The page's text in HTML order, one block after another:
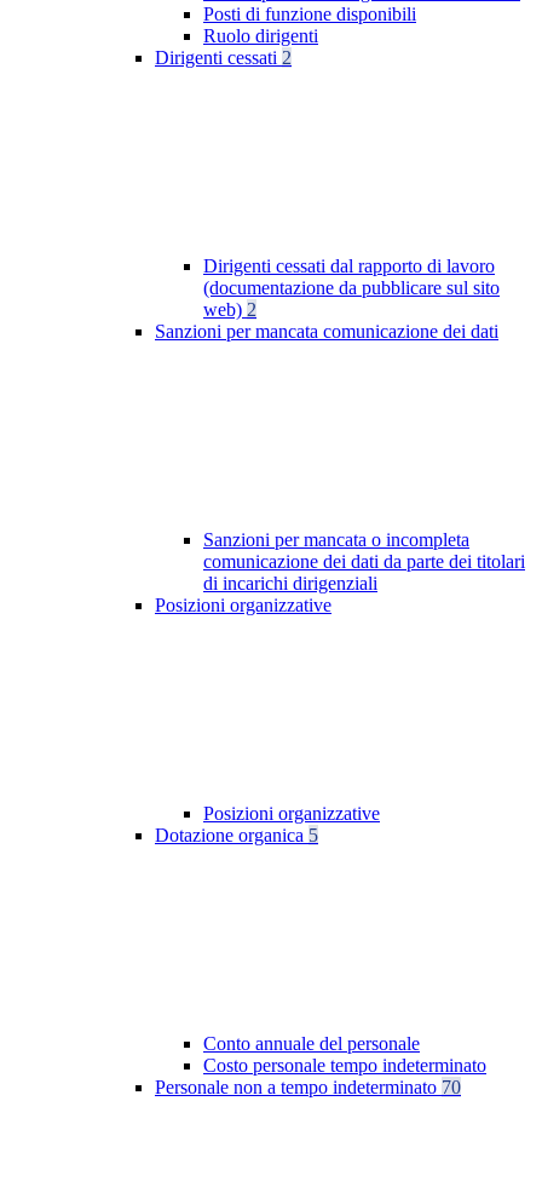
Posti di funzione disponibili
Ruolo dirigenti
Dirigenti cessati 2
Dirigenti cessati dal rapporto di lavoro
(documentazione da pubblicare sul sito
web) 2
Sanzioni per mancata comunicazione dei dati
Sanzioni per mancata o incompleta
comunicazione dei dati da parte dei titolari
di incarichi dirigenziali
Posizioni organizzative
Posizioni organizzative
Dotazione organica 5
Conto annuale del personale
Costo personale tempo indeterminato
Personale non a tempo indeterminato 70